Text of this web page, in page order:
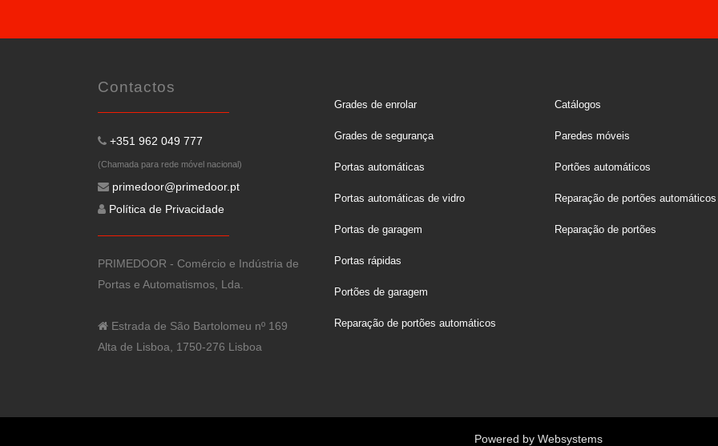
Contactos
+351 962 049 777
(Chamada para rede móvel nacional)
primedoor@primedoor.pt
Política de Privacidade
PRIMEDOOR - Comércio e Indústria de
Portas e Automatismos, Lda.
Estrada de São Bartolomeu nº 169
Alta de Lisboa, 1750-276 Lisboa
Grades de enrolar
Grades de segurança
Portas automáticas
Portas automáticas de vidro
Portas de garagem
Portas rápidas
Portões de garagem
Reparação de portões automáticos
Catálogos
Paredes móveis
Portões automáticos
Reparação de portões automáticos
Reparação de portões
Powered by Websystems